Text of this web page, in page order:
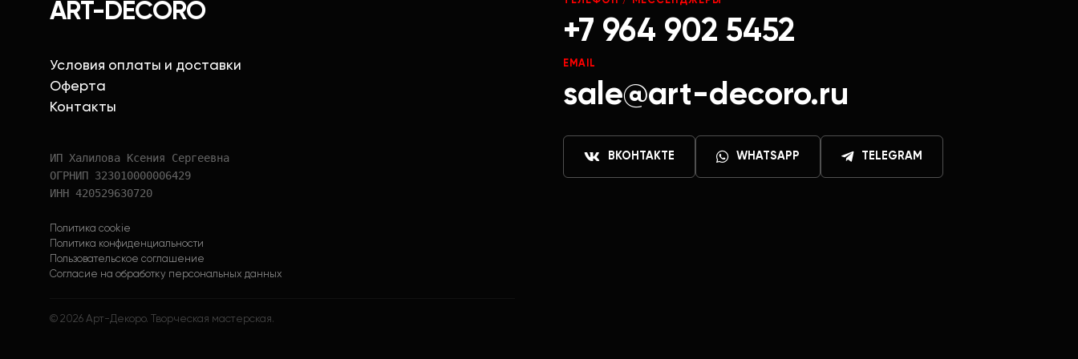
ART-DECORO
Условия оплаты и доставки
Оферта
Контакты
ИП Халилова Ксения Сергеевна
ОГРНИП 323010000006429
ИНН 420529630720
Политика cookie
Политика конфиденциальности
Пользовательское соглашение
Согласие на обработку персональных данных
© 2026 Арт-Декоро. Творческая мастерская.
+7 964 902 5452
EMAIL
sale@art-decoro.ru
ВКОНТАКТЕ WHATSAPP TELEGRAM